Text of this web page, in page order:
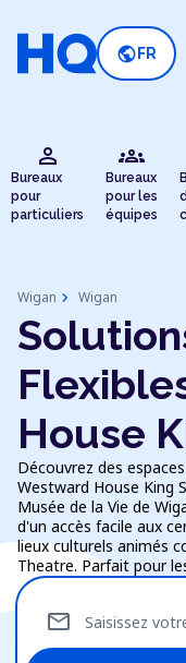
public FR
person
Bureaux
pour
particuliers
groups
Bureaux
pour les
équipes
Wigan chevron_right Wigan
House
Découvrez des
Westward House King
Musée de la Vie de
d'un accès facile aux
lieux culturels animés
Theatre. Parfait pour
Saisissez
mail